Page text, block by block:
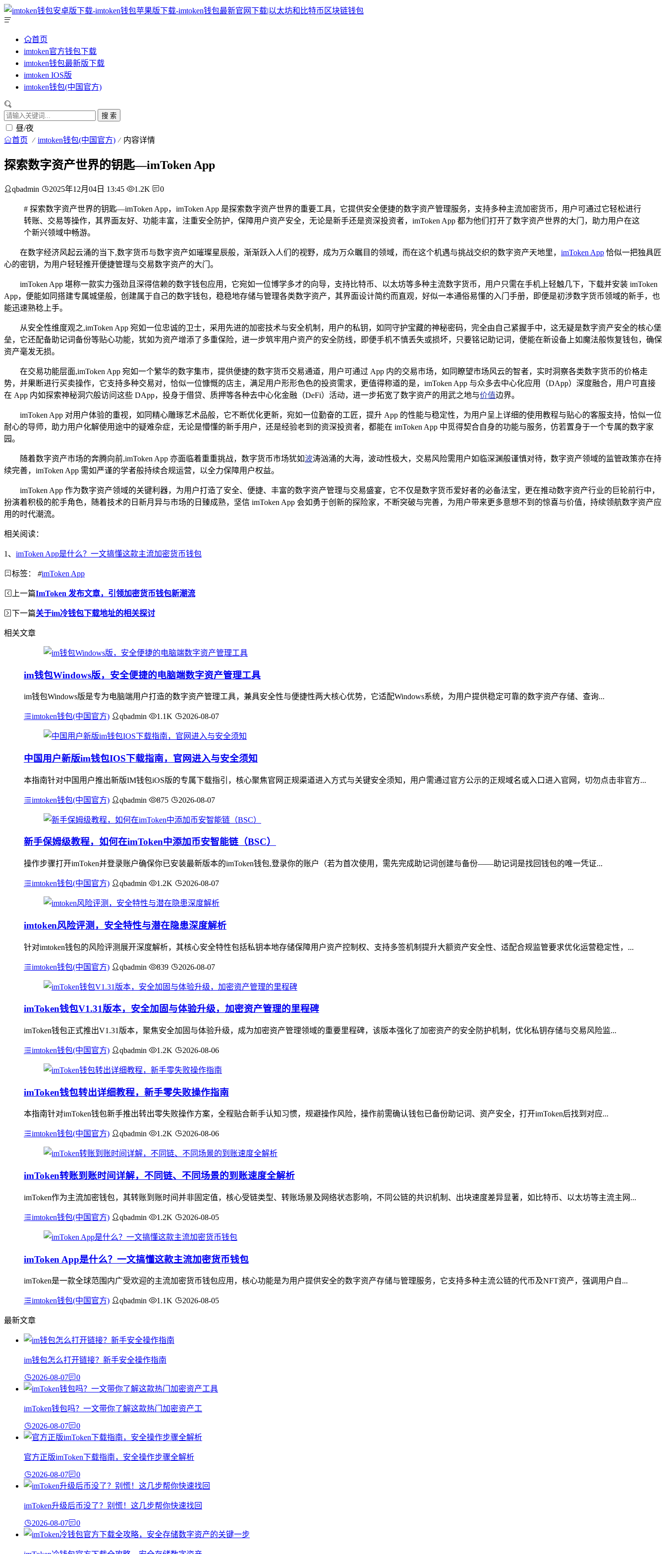
首页
imtoken官方钱包下载
imtoken钱包最新版下载
imtoken IOS版
imtoken钱包(中国官方)
搜 索
昼/夜
首页 imtoken钱包(中国官方) 内容详情
探索数字资产世界的钥匙—imToken App
qbadmin 2025年12月04日 13:45 1.2K 0
# 探索数字资产世界的钥匙—imToken App，imToken App 是探索数字资产世界的重要工具，它提供安全便捷的数字资产管理服务，支持多种主流加密货币，用户可通过它轻松进行
转账、交易等操作，其界面友好、功能丰富，注重安全防护，保障用户资产安全，无论是新手还是资深投资者，imToken App 都为他们打开了数字资产世界的大门，助力用户在这
个新兴领域中畅游。
在数字经济风起云涌的当下,数字货币与数字资产如璀璨星辰般，渐渐跃入人们的视野，成为万众瞩目的领域，而在这个机遇与挑战交织的数字资产天地里， imToken App 恰似一把独具匠
心的密钥，为用户轻轻推开便捷管理与交易数字资产的大门。
imToken App 堪称一款实力强劲且深得信赖的数字钱包应用，它宛如一位博学多才的向导，支持比特币、以太坊等多种主流数字货币，用户只需在手机上轻触几下，下载并安装 imToken
App，便能如同搭建专属城堡般，创建属于自己的数字钱包，稳稳地存储与管理各类数字资产，其界面设计简约而直观，好似一本通俗易懂的入门手册，即便是初涉数字货币领域的新手，也
能迅速熟稔上手。
从安全性维度观之,imToken App 宛如一位忠诚的卫士，采用先进的加密技术与安全机制，用户的私钥，如同守护宝藏的神秘密码，完全由自己紧握手中，这无疑是数字资产安全的核心堡
垒，它还配备助记词备份等贴心功能，犹如为资产增添了多重保险，进一步筑牢用户资产的安全防线，即便手机不慎丢失或损坏，只要铭记助记词，便能在新设备上如魔法般恢复钱包，确保
资产毫发无损。
在交易功能层面,imToken App 宛如一个繁华的数字集市，提供便捷的数字货币交易通道，用户可通过 App 内的交易市场，如同瞭望市场风云的智者，实时洞察各类数字货币的价格走
势，并果断进行买卖操作，它支持多种交易对，恰似一位慷慨的店主，满足用户形形色色的投资需求，更值得称道的是，imToken App 与众多去中心化应用（DApp）深度融合，用户可直接
在 App 内如探索神秘洞穴般访问这些 DApp，投身于借贷、质押等各种去中心化金融（DeFi）活动，进一步拓宽了数字资产的用武之地与价值边界。
imToken App 对用户体验的重视，如同精心雕琢艺术品般，它不断优化更新，宛如一位勤奋的工匠，提升 App 的性能与稳定性，为用户呈上详细的使用教程与贴心的客服支持，恰似一位
耐心的导师，助力用户化解使用途中的疑难杂症，无论是懵懂的新手用户，还是经验老到的资深投资者，都能在 imToken App 中觅得契合自身的功能与服务，仿若置身于一个专属的数字家
园。
随着数字资产市场的奔腾向前,imToken App 亦面临着重重挑战，数字货币市场犹如波涛汹涌的大海，波动性极大，交易风险需用户如临深渊般谨慎对待，数字资产领域的监管政策亦在持
续完善，imToken App 需如严谨的学者般持续合规运营，以全力保障用户权益。
imToken App 作为数字资产领域的关键利器，为用户打造了安全、便捷、丰富的数字资产管理与交易盛宴，它不仅是数字货币爱好者的必备法宝，更在推动数字资产行业的巨轮前行中，
扮演着积极的舵手角色，随着技术的日新月异与市场的日臻成熟，坚信 imToken App 会如勇于创新的探险家，不断突破与完善，为用户带来更多意想不到的惊喜与价值，持续领航数字资产应
用的时代潮流。
相关阅读：
1、 imToken App是什么？一文搞懂这款主流加密货币钱包
标签： #imToken App
上一篇ImToken 发布文章，引领加密货币钱包新潮流
下一篇关于im冷钱包下载地址的相关探讨
相关文章
im钱包Windows版，安全便捷的电脑端数字资产管理工具
im钱包Windows版是专为电脑端用户打造的数字资产管理工具，兼具安全性与便捷性两大核心优势，它适配Windows系统，为用户提供稳定可靠的数字资产存储、查询...
imtoken钱包(中国官方) qbadmin 1.1K 2026-08-07
中国用户新版im钱包IOS下载指南，官网进入与安全须知
本指南针对中国用户推出新版IM钱包iOS版的专属下载指引，核心聚焦官网正规渠道进入方式与关键安全须知，用户需通过官方公示的正规域名或入口进入官网，切勿点击非官方...
imtoken钱包(中国官方) qbadmin 875 2026-08-07
新手保姆级教程，如何在imToken中添加币安智能链（BSC）
操作步骤打开imToken并登录账户确保你已安装最新版本的imToken钱包,登录你的账户（若为首次使用，需先完成助记词创建与备份——助记词是找回钱包的唯一凭证...
imtoken钱包(中国官方) qbadmin 1.2K 2026-08-07
imtoken风险评测，安全特性与潜在隐患深度解析
针对imtoken钱包的风险评测展开深度解析，其核心安全特性包括私钥本地存储保障用户资产控制权、支持多签机制提升大额资产安全性、适配合规监管要求优化运营稳定性，...
imtoken钱包(中国官方) qbadmin 839 2026-08-07
imToken钱包V1.31版本，安全加固与体验升级，加密资产管理的里程碑
imToken钱包正式推出V1.31版本，聚焦安全加固与体验升级，成为加密资产管理领域的重要里程碑，该版本强化了加密资产的安全防护机制，优化私钥存储与交易风险监...
imtoken钱包(中国官方) qbadmin 1.2K 2026-08-06
imToken钱包转出详细教程，新手零失败操作指南
本指南针对imToken钱包新手推出转出零失败操作方案，全程贴合新手认知习惯，规避操作风险，操作前需确认钱包已备份助记词、资产安全，打开imToken后找到对应...
imtoken钱包(中国官方) qbadmin 1.2K 2026-08-06
imToken转账到账时间详解，不同链、不同场景的到账速度全解析
imToken作为主流加密钱包，其转账到账时间并非固定值，核心受链类型、转账场景及网络状态影响，不同公链的共识机制、出块速度差异显著，如比特币、以太坊等主流主网...
imtoken钱包(中国官方) qbadmin 1.2K 2026-08-05
imToken App是什么？一文搞懂这款主流加密货币钱包
imToken是一款全球范围内广受欢迎的主流加密货币钱包应用，核心功能是为用户提供安全的数字资产存储与管理服务，它支持多种主流公链的代币及NFT资产，强调用户自...
imtoken钱包(中国官方) qbadmin 1.1K 2026-08-05
最新文章
im钱包怎么打开链接？新手安全操作指南
2026-08-07 0
imToken钱包吗？一文带你了解这款热门加密资产工
2026-08-07 0
官方正版imToken下载指南，安全操作步骤全解析
2026-08-07 0
imToken升级后币没了？别慌！这几步帮你快速找回
2026-08-07 0